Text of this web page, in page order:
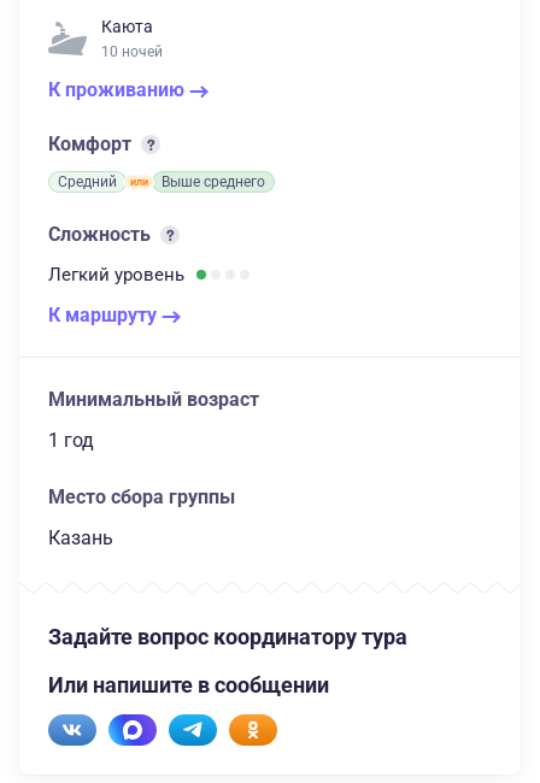
Каюта
10 ночей
К проживанию
Комфорт
Средний Выше среднего
Сложность
Легкий уровень
К маршруту
Минимальный возраст
1 год
Место сбора группы
Казань
Задайте вопрос координатору тура
Или напишите в сообщении